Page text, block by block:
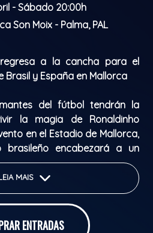
- Sábado 20:00h
Son Moix - Palma, PAL
regresa a la cancha para el
y España en Mallorca
del fútbol tendrán la
la magia de Ronaldinho
en el Estadio de Mallorca,
brasileño encabezará a un
en un apasionante
de leyendas de la selección
a nombres históricos del
MAIS
ENTRADAS